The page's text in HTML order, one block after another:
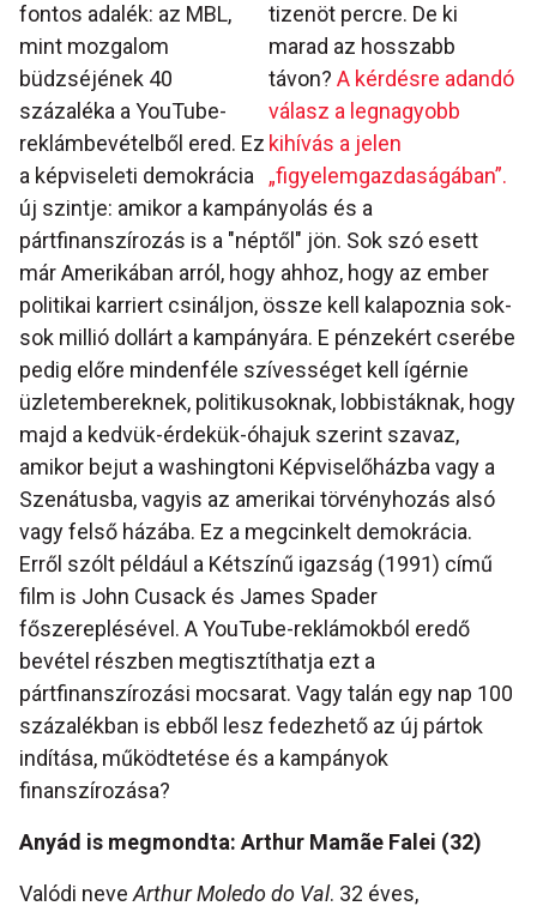
tizenöt percre. De ki
marad az hosszabb
távon? A kérdésre adandó
válasz a legnagyobb
kihívás a jelen
„figyelemgazdaságában”.
fontos adalék: az MBL,
mint mozgalom
büdzséjének 40
százaléka a YouTube-
reklámbevételből ered. Ez
a képviseleti demokrácia
új szintje: amikor a kampányolás és a
pártfinanszírozás is a "néptől" jön. Sok szó esett
már Amerikában arról, hogy ahhoz, hogy az ember
politikai karriert csináljon, össze kell kalapoznia sok-
sok millió dollárt a kampányára. E pénzekért cserébe
pedig előre mindenféle szívességet kell ígérnie
üzletembereknek, politikusoknak, lobbistáknak, hogy
majd a kedvük-érdekük-óhajuk szerint szavaz,
amikor bejut a washingtoni Képviselőházba vagy a
Szenátusba, vagyis az amerikai törvényhozás alsó
vagy felső házába. Ez a megcinkelt demokrácia.
Erről szólt például a Kétszínű igazság (1991) című
film is John Cusack és James Spader
főszereplésével. A YouTube-reklámokból eredő
bevétel részben megtisztíthatja ezt a
pártfinanszírozási mocsarat. Vagy talán egy nap 100
százalékban is ebből lesz fedezhető az új pártok
indítása, működtetése és a kampányok
finanszírozása?
Anyád is megmondta: Arthur Mamãe Falei (32)
Valódi neveArthur Moledo do Val. 32 éves,